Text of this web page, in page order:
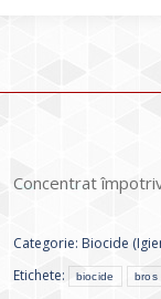
Concentrat
Categorie: Biocide
Etichete:
biocide bros